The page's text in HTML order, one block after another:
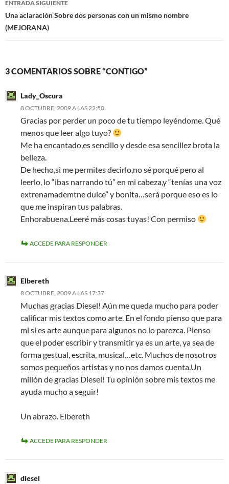
ENTRADA SIGUIENTE
Una aclaración Sobre dos personas con un mismo nombre
(MEJORANA)
3 COMENTARIOS SOBRE “CONTIGO”
Lady_Oscura
8 OCTUBRE, 2009 A LAS 22:50
Gracias por perder un poco de tu tiempo leyéndome. Qué
menos que leer algo tuyo?
Me ha encantado,es sencillo y desde esa sencillez brota la
belleza.
De hecho,si me permites decirlo,no sé porqué pero al
leerlo, lo “ibas narrando tú” en mi cabeza,y “tenías una voz
extrenamademtne dulce” y bonita…será porque eso es lo
que me inspiran tus palabras.
Enhorabuena.Leeré más cosas tuyas! Con permiso
ACCEDE PARA RESPONDER
Elbereth
8 OCTUBRE, 2009 A LAS 17:37
Muchas gracias Diesel! Aún me queda mucho para poder
calificar mis textos como arte. En el fondo pienso que para
mi si es arte aunque para algunos no lo parezca. Pienso
que el poder escribir y transmitir ya es un arte, ya sea de
forma gestual, escrita, musical…etc. Muchos de nosotros
somos pequeños artistas y no nos damos cuenta.Un
millón de gracias Diesel! Tu opinión sobre mis textos me
ayuda mucho a seguir!
Un abrazo. Elbereth
ACCEDE PARA RESPONDER
diesel